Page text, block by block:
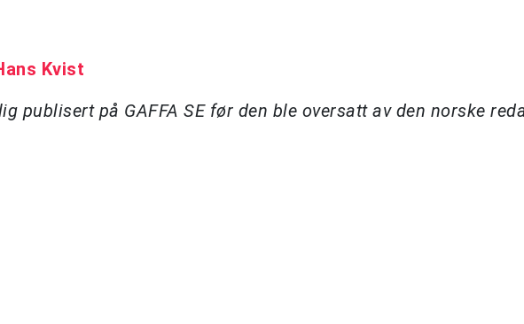
Kvist
publisert på GAFFA SE før den ble oversatt av den norske